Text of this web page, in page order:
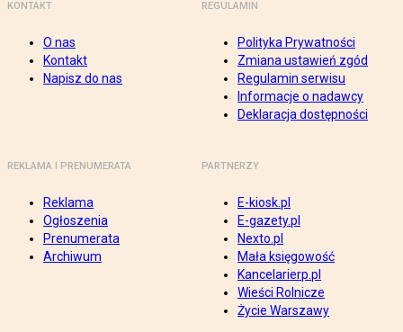
KONTAKT
O nas
Kontakt
Napisz do nas
REGULAMIN
Polityka Prywatności
Zmiana ustawień zgód
Regulamin serwisu
Informacje o nadawcy
Deklaracja dostępności
REKLAMA I PRENUMERATA
Reklama
Ogłoszenia
Prenumerata
Archiwum
PARTNERZY
E-kiosk.pl
E-gazety.pl
Nexto.pl
Mała księgowość
Kancelarierp.pl
Wieści Rolnicze
Życie Warszawy